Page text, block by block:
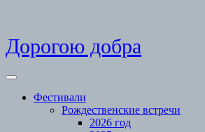
Skip
to
Дорогою добра
Open
Фестивали
Рождественские встречи
2026 год